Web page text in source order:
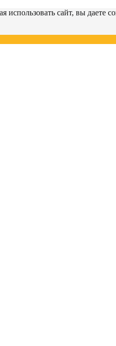
сайт, вы даете